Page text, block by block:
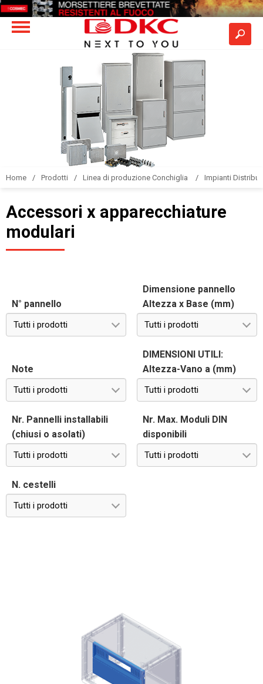
Home Prodotti Linea di produzione Conchiglia Impianti
Accessori x apparecchiature
modulari
N° pannello
Tutti i prodotti
Dimensione pannello
Altezza x Base (mm)
Tutti i prodotti
Note
Tutti i prodotti
DIMENSIONI UTILI:
Altezza-Vano a (mm)
Tutti i prodotti
Nr. Pannelli installabili
(chiusi o asolati)
Tutti i prodotti
Nr. Max. Moduli DIN
disponibili
Tutti i prodotti
N. cestelli
Tutti i prodotti